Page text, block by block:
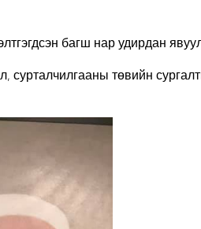
багш нар удирдан
төвийн